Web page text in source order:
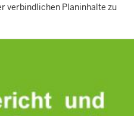
verbindlichen Planinhalte zu